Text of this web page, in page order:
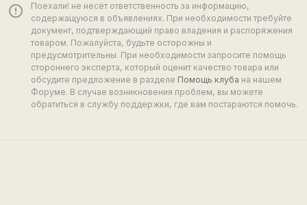
error_outline
Поехали! не несёт ответственность за информацию,
содержащуюся в объявлениях. При необходимости требуйте
документ, подтверждающий право владения и распоряжения
товаром. Пожалуйста, будьте осторожны и
предусмотрительны. При необходимости запросите помощь
стороннего эксперта, который оценит качество товара или
обсудите предложение в разделе Помощь клуба на нашем
Форуме. В случае возникновения проблем, вы можете
обратиться в службу поддержки, где вам постараются помочь.